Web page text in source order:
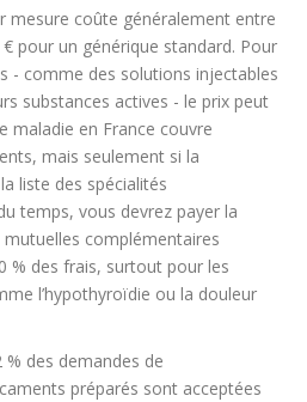
mesure coûte généralement entre
pour un générique standard. Pour
- comme des solutions injectables
substances actives - le prix peut
maladie en France couvre
mais seulement si la
liste des spécialités
temps, vous devrez payer la
mutuelles complémentaires
% des frais, surtout pour les
l’hypothyroïdie ou la douleur
des demandes de
préparés sont acceptées